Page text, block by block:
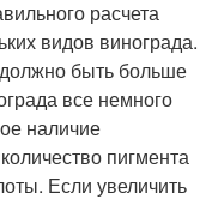
расчета
видов винограда.
быть больше
все немного
наличие
пигмента
Если увеличить